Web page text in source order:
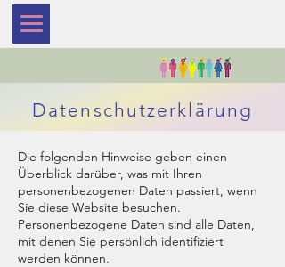
Datenschutzerklärung
Die folgenden Hinweise geben einen
Überblick darüber, was mit Ihren
personenbezogenen Daten passiert, wenn
Sie diese Website besuchen.
Personenbezogene Daten sind alle Daten,
mit denen Sie persönlich identifiziert
werden können.